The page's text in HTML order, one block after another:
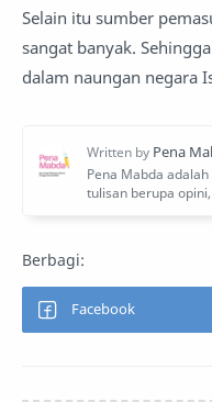
Selain itu sumber
sangat banyak.
dalam naungan negara